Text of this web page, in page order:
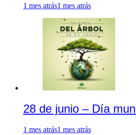
1 mes atrás1 mes atrás
28 de junio – Día
1 mes atrás1 mes atrás